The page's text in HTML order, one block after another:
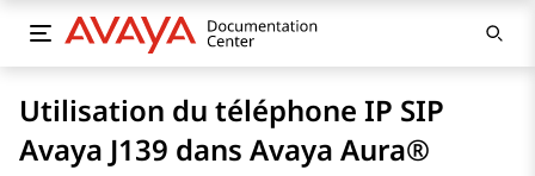
Utilisation du téléphone IP SIP
Avaya J139 dans Avaya Aura®